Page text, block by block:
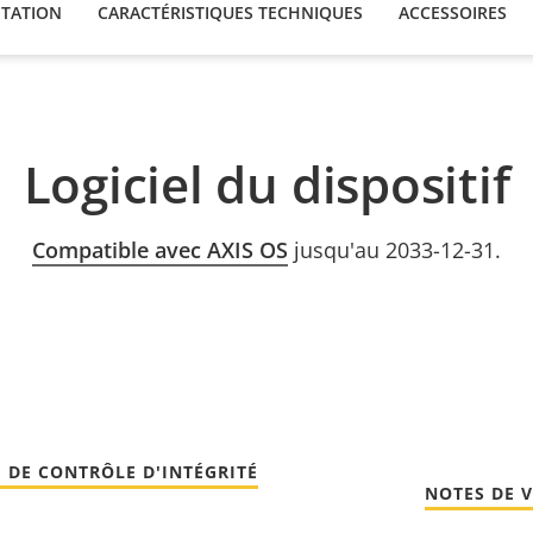
CARACTÉRISTIQUES TECHNIQUES ACCESSOIRES
Logiciel du dispositif
Compatible avec AXIS OS jusqu'au 2033-12-31.
DE CONTRÔLE D'INTÉGRITÉ
NOTES DE